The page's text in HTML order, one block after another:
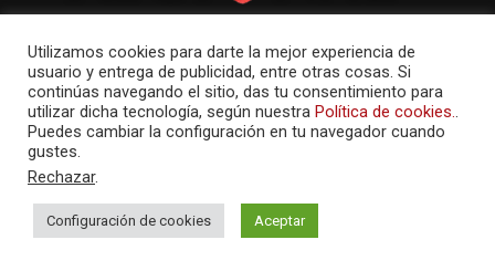
Utilizamos cookies para darte la mejor experiencia de
usuario y entrega de publicidad, entre otras cosas. Si
continúas navegando el sitio, das tu consentimiento para
utilizar dicha tecnología, según nuestra Política de cookies..
Puedes cambiar la configuración en tu navegador cuando
gustes.
Rechazar.
Configuración de cookies Aceptar